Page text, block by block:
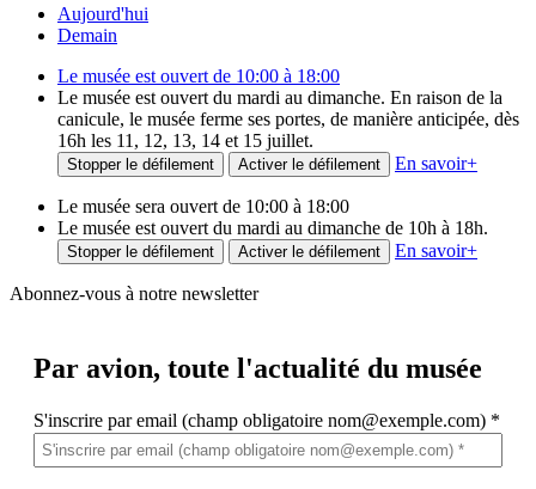
Aujourd'hui
Demain
Le musée est ouvert de 10:00 à 18:00
Le musée est ouvert du mardi au dimanche. En raison de la
canicule, le musée ferme ses portes, de manière anticipée, dès
16h les 11, 12, 13, 14 et 15 juillet.
Stopper le défilement Activer le défilement En savoir+
Le musée sera ouvert de 10:00 à 18:00
Le musée est ouvert du mardi au dimanche de 10h à 18h.
Stopper le défilement Activer le défilement En savoir+
Abonnez-vous à notre newsletter
Par avion, toute l'actualité du musée
S'inscrire par email (champ obligatoire nom@exemple.com) *